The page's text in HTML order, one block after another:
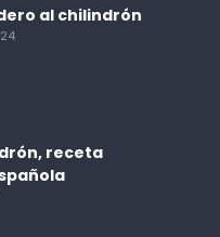
al chilindrón
receta